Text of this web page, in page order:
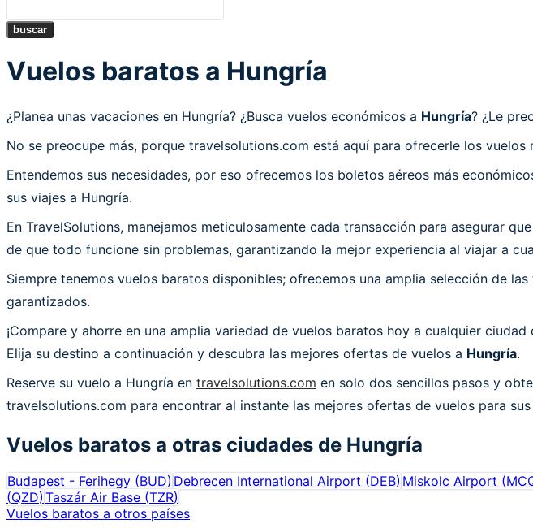
buscar
Vuelos baratos a Hungría
¿Planea unas vacaciones en Hungría? ¿Busca vuelos económicos a Hungría? ¿Le
No se preocupe más, porque travelsolutions.com está aquí para ofrecerle los
Entendemos sus necesidades, por eso ofrecemos los boletos aéreos más
sus viajes a Hungría.
En TravelSolutions, manejamos meticulosamente cada transacción para asegurar
de que todo funcione sin problemas, garantizando la mejor experiencia al viajar a
Siempre tenemos vuelos baratos disponibles; ofrecemos una amplia selección de
garantizados.
¡Compare y ahorre en una amplia variedad de vuelos baratos hoy a cualquier ciudad
Elija su destino a continuación y descubra las mejores ofertas de vuelos a Hungría.
Reserve su vuelo a Hungría en travelsolutions.com en solo dos sencillos pasos y
travelsolutions.com para encontrar al instante las mejores ofertas de vuelos para
Vuelos baratos a otras ciudades de Hungría
Budapest - Ferihegy (BUD) Debrecen International Airport (DEB) Miskolc Airport (
(QZD) Taszár Air Base (TZR)
Vuelos baratos a otros países